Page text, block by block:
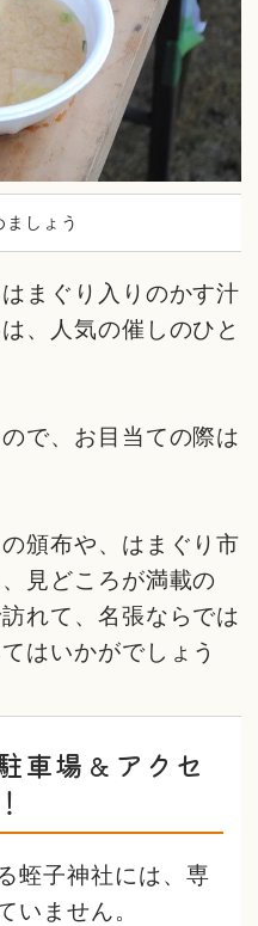
ましょう
まぐり入りのかす汁
、人気の催しのひと
で、お目当ての際は
頒布や、はまぐり市
見どころが満載の
れて、名張ならでは
はいかがでしょう
車場＆アクセ
蛭子神社には、専
いません。